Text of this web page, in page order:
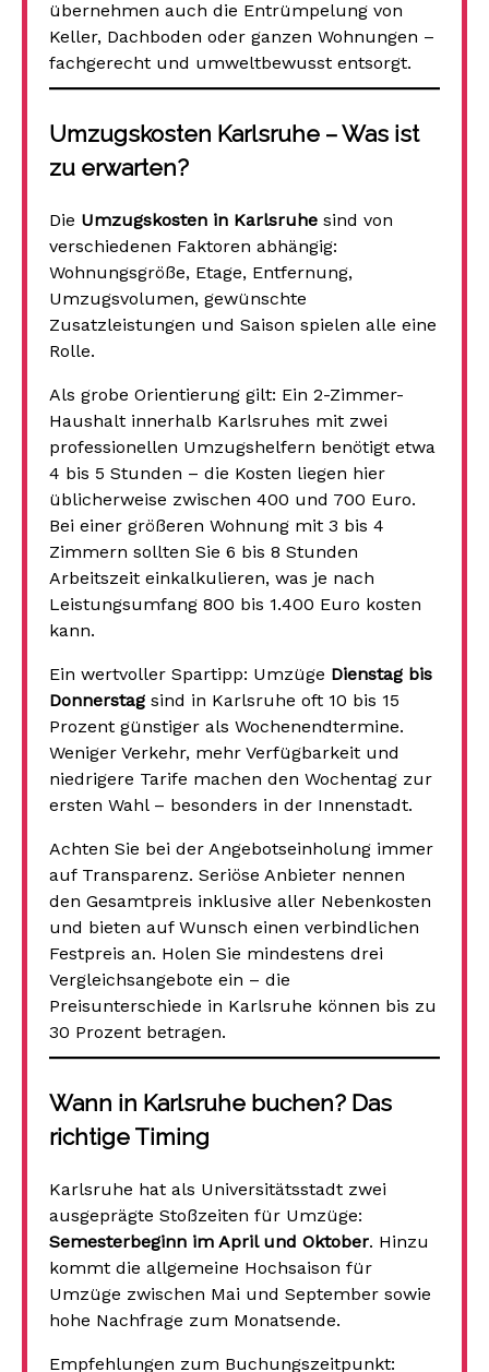
übernehmen auch die Entrümpelung von
Keller, Dachboden oder ganzen Wohnungen –
fachgerecht und umweltbewusst entsorgt.
Umzugskosten Karlsruhe – Was ist
zu erwarten?
Die Umzugskosten in Karlsruhe sind von
verschiedenen Faktoren abhängig:
Wohnungsgröße, Etage, Entfernung,
Umzugsvolumen, gewünschte
Zusatzleistungen und Saison spielen alle eine
Rolle.
Als grobe Orientierung gilt: Ein 2-Zimmer-
Haushalt innerhalb Karlsruhes mit zwei
professionellen Umzugshelfern benötigt etwa
4 bis 5 Stunden – die Kosten liegen hier
üblicherweise zwischen 400 und 700 Euro.
Bei einer größeren Wohnung mit 3 bis 4
Zimmern sollten Sie 6 bis 8 Stunden
Arbeitszeit einkalkulieren, was je nach
Leistungsumfang 800 bis 1.400 Euro kosten
kann.
Ein wertvoller Spartipp: Umzüge Dienstag bis
Donnerstag sind in Karlsruhe oft 10 bis 15
Prozent günstiger als Wochenendtermine.
Weniger Verkehr, mehr Verfügbarkeit und
niedrigere Tarife machen den Wochentag zur
ersten Wahl – besonders in der Innenstadt.
Achten Sie bei der Angebotseinholung immer
auf Transparenz. Seriöse Anbieter nennen
den Gesamtpreis inklusive aller Nebenkosten
und bieten auf Wunsch einen verbindlichen
Festpreis an. Holen Sie mindestens drei
Vergleichsangebote ein – die
Preisunterschiede in Karlsruhe können bis zu
30 Prozent betragen.
Wann in Karlsruhe buchen? Das
richtige Timing
Karlsruhe hat als Universitätsstadt zwei
ausgeprägte Stoßzeiten für Umzüge:
Semesterbeginn im April und Oktober. Hinzu
kommt die allgemeine Hochsaison für
Umzüge zwischen Mai und September sowie
hohe Nachfrage zum Monatsende.
Empfehlungen zum Buchungszeitpunkt: